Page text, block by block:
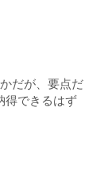
だが、要点だ
得できるはず